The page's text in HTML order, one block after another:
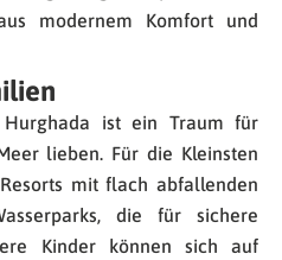
modernem Komfort und
Hurghada ist ein Traum für
lieben. Für die Kleinsten
mit flach abfallenden
die für sichere
Kinder können sich auf